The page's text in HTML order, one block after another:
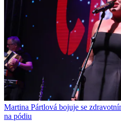
Martina Pártlová bojuje se
na pódiu